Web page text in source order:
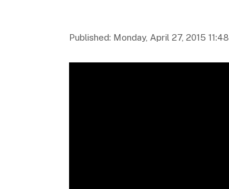
Published: Monday, April 27, 2015 11:48